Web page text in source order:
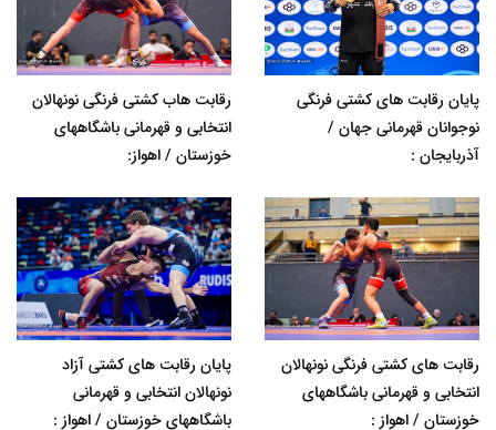
پایان رقابت های کشتی فرنگی
نوجوانان قهرمانی جهان /
آذربایجان :
رقابت هاب کشتی فرنگی نونهالان
انتخابی و قهرمانی باشگاههای
خوزستان / اهواز:
رقابت های کشتی فرنگی نونهالان
انتخابی و قهرمانی باشگاههای
خوزستان / اهواز :
پایان رقابت های کشتی آزاد
نونهالان انتخابی و قهرمانی
باشگاههای خوزستان / اهواز :